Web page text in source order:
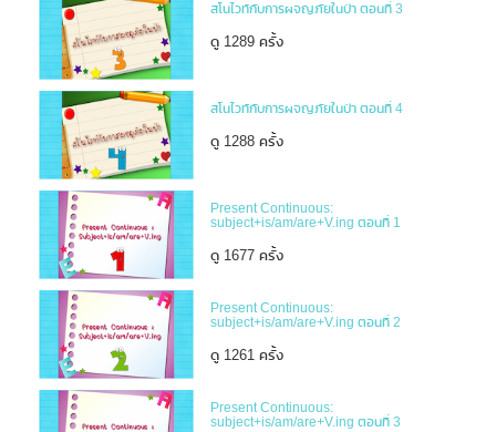
สโนไวท์กับการผจญภัยในป่า ตอนที่ 3
ดู 1289 ครั้ง
สโนไวท์กับการผจญภัยในป่า ตอนที่ 4
ดู 1288 ครั้ง
Present Continuous:
subject+is/am/are+V.ing ตอนที่ 1
ดู 1677 ครั้ง
Present Continuous:
subject+is/am/are+V.ing ตอนที่ 2
ดู 1261 ครั้ง
Present Continuous:
subject+is/am/are+V.ing ตอนที่ 3